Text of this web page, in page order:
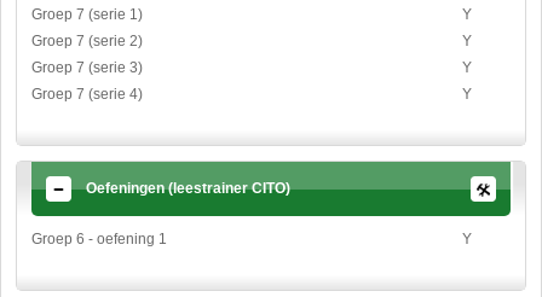
Groep 7 (serie 1)
Y
Groep 7 (serie 2)
Y
Groep 7 (serie 3)
Y
Groep 7 (serie 4)
Y
Oefeningen (leestrainer CITO)
Groep 6 - oefening 1 Y